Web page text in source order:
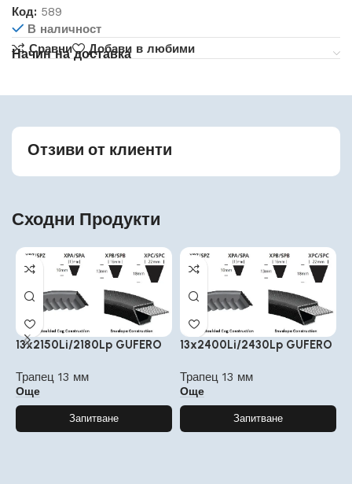
Код: 589
В наличност
Сравни
Добави в любими
Начин на доставка
Отзиви от клиенти
Сходни Продукти
13x2150Li/2180Lp GUFERO
Трапец 13 мм
Още
Запитване
13x2400Li/2430Lp GUFERO
Трапец 13 мм
Още
Запитване